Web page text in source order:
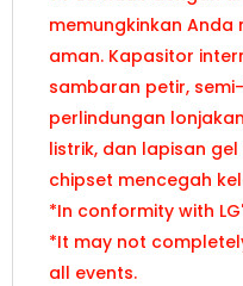
memungkinkan Anda
aman. Kapasitor
sambaran petir,
perlindungan
listrik, dan lapisan
chipset mencegah
*In conformity with
*It may not
all events.